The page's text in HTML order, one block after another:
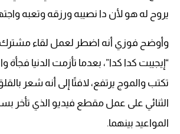
يروح له هو لأن دا نصيبه ورزقه وتعبه
وأوضح فوزي أنه اضطر لعمل لقاء مشترك
“إيجيبت كدا كدا”، بعدما تأزمت الدنيا فجأة
تكتب والموج يرتفع، لافتًا إلى أنه شعر
الثنائي على عمل مقطع فيديو الذي تأخر
المواعيد بينهما.